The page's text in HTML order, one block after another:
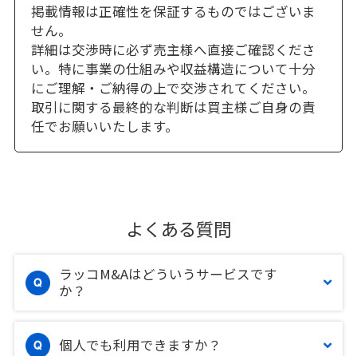
掲載情報は正確性を保証するものではございま
せん。
詳細は交渉時に必ず売主様へ直接ご確認くださ
い。特に事業の仕組みや収益構造について十分
にご理解・ご納得の上で交渉されてください。
取引に関する最終的な判断は買主様ご自身の責
任でお願いいたします。
よくある質問
ラッコM&Aはどういうサービスです
か？
個人でも利用できますか？